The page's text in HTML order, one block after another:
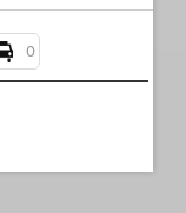
0